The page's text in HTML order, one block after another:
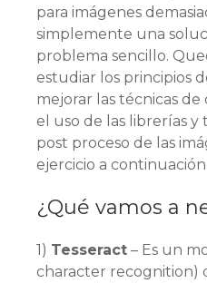
para imágenes
simplemente una
problema sencillo.
estudiar los principios
mejorar las técnicas
el uso de las librerías y
post proceso de las
ejercicio a
¿Qué vamos a
1) Tesseract – Es un
character recognition)